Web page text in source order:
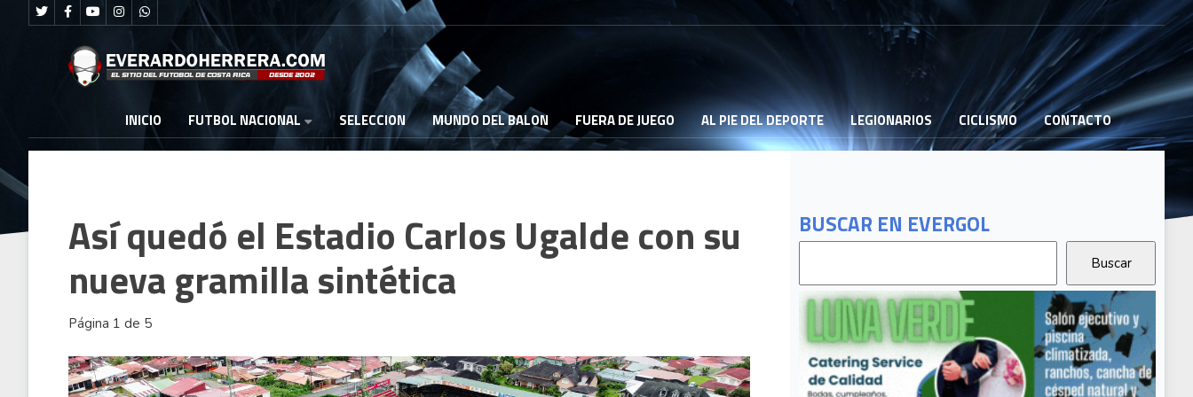
INICIO FUTBOL NACIONAL SELECCION MUNDO DEL BALON FUERA DE JUEGO AL PIE DEL DEPORTE LEGIONARIOS CICLISMO CONTACTO
BUSCAR EN EVERGOL
Así quedó el Estadio Carlos Ugalde con su
nueva gramilla sintética
Página 1 de 5